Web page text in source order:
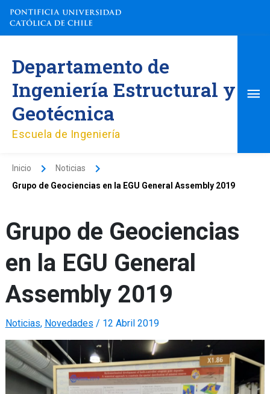
contenido
Departamento de
Ingeniería Estructural y
Geotécnica
Escuela de Ingeniería
Inicio
Noticias
Grupo de Geociencias en la EGU General Assembly 2019
Grupo de Geociencias
en la EGU General
Assembly 2019
Noticias, Novedades / 12 Abril 2019